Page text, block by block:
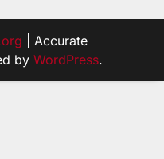
| Accurate
by WordPress.